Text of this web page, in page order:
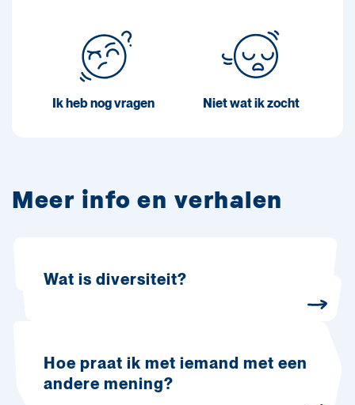
Ik heb nog vragen Niet wat ik zocht
Meer info en verhalen
Wat is diversiteit?
Hoe praat ik met iemand met een
andere mening?